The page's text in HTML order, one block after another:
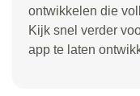
ontwikkelen die
Kijk snel verder
app te laten